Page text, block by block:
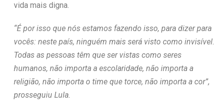
vida mais digna.
“É por isso que nós estamos fazendo isso, para dizer para
vocês: neste país, ninguém mais será visto como invisível.
Todas as pessoas têm que ser vistas como seres
humanos, não importa a escolaridade, não importa a
religião, não importa o time que torce, não importa a cor”,
prosseguiu Lula.